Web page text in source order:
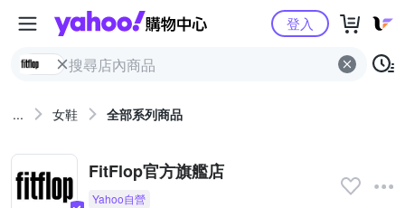
Yahoo購物中心
登入
... 女鞋 全部系列商品
FitFlop官方旗艦店